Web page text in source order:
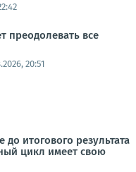
преодолевать все
20:51
итогового результата
цикл имеет свою